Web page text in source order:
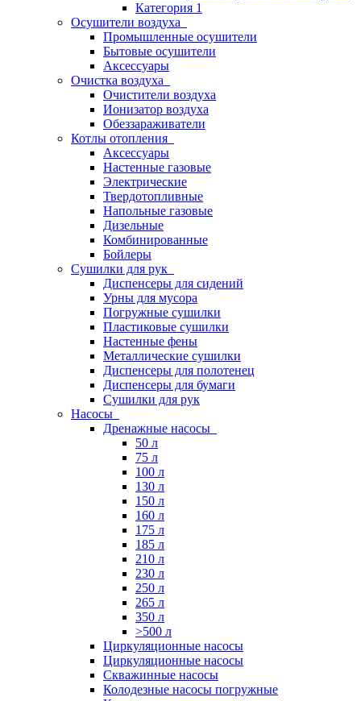
Категория 1
Осушители воздуха
Промышленные осушители
Бытовые осушители
Аксессуары
Очистка воздуха
Очистители воздуха
Ионизатор воздуха
Обеззараживатели
Котлы отопления
Аксессуары
Настенные газовые
Электрические
Твердотопливные
Напольные газовые
Дизельные
Комбинированные
Бойлеры
Сушилки для рук
Диспенсеры для сидений
Урны для мусора
Погружные сушилки
Пластиковые сушилки
Настенные фены
Металлические сушилки
Диспенсеры для полотенец
Диспенсеры для бумаги
Сушилки для рук
Насосы
Дренажные насосы
50 л
75 л
100 л
130 л
150 л
160 л
175 л
185 л
210 л
230 л
250 л
265 л
350 л
>500 л
Циркуляционные насосы
Циркуляционные насосы
Скважинные насосы
Колодезные насосы погружные